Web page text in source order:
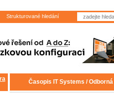
Strukturované hledání
Časopis IT Systems /